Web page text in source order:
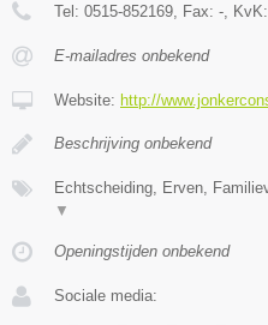
Tel: 0515-852169 , Fax: - , KvK:
E-mailadres onbekend
Website: http://
Beschrijving onbekend
Echtscheiding, Erven,
▼
Openingstijden onbekend
Sociale media: